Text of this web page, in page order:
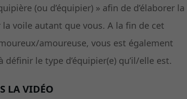
(ou d’équipier) » afin de d’élaborer la
voile autant que vous. A la fin de cet
amoureuse, vous est également
le type d’équipier(e) qu’il/elle est.
LA VIDÉO